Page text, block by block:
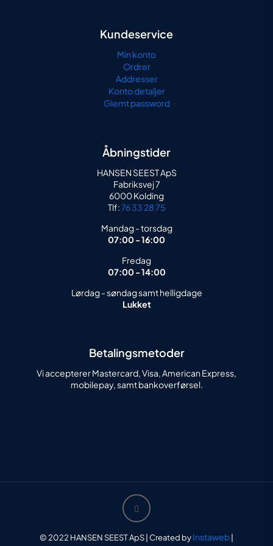
Kundeservice
Min konto
Ordrer
Addresser
Konto detaljer
Glemt password
Åbningstider
HANSEN SEEST ApS
Fabriksvej 7
6000 Kolding
Tlf:76 33 28 75
Mandag - torsdag
07:00 - 16:00
Fredag
07:00 - 14:00
Lørdag - søndag samt helligdage
Lukket
Betalingsmetoder
Vi accepterer Mastercard, Visa, American Express,
mobilepay, samt bankoverførsel.
© 2022 HANSEN SEEST ApS | Created byInstaweb